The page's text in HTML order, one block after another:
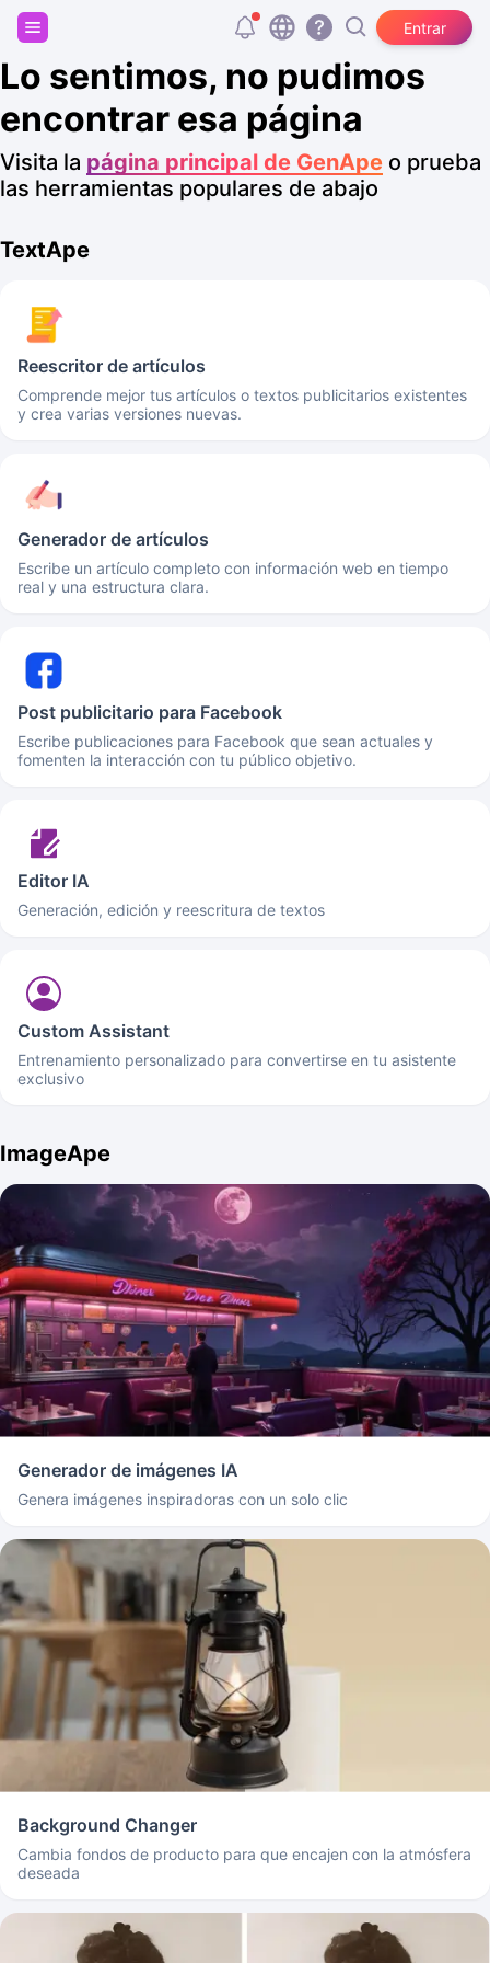
Entrar
Regístrate y consigue 20.000 tokens gratis
Lo sentimos, no pudimos
encontrar esa página
Visita la página principal de GenApe o prueba
las herramientas populares de abajo
TextApe
Reescritor de artículos
Comprende mejor tus artículos o textos publicitarios existentes
y crea varias versiones nuevas.
Generador de artículos
Escribe un artículo completo con información web en tiempo
real y una estructura clara.
Post publicitario para Facebook
Escribe publicaciones para Facebook que sean actuales y
fomenten la interacción con tu público objetivo.
Editor IA
Generación, edición y reescritura de textos
Custom Assistant
Entrenamiento personalizado para convertirse en tu asistente
exclusivo
ImageApe
Generador de imágenes IA
Genera imágenes inspiradoras con un solo clic
Background Changer
Cambia fondos de producto para que encajen con la atmósfera
deseada